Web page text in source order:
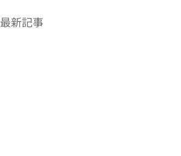
最新記事